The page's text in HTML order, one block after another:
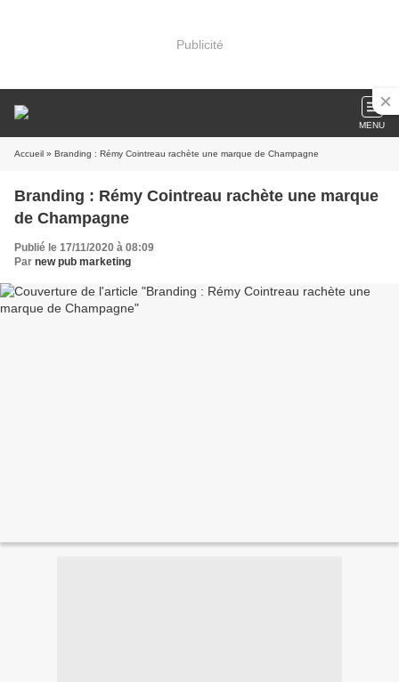
Publicité
MENU
Accueil » Branding : Rémy Cointreau rachète une marque de Champagne
Branding : Rémy Cointreau rachète une marque
de Champagne
Publié le 17/11/2020 à 08:09
Par new pub marketing